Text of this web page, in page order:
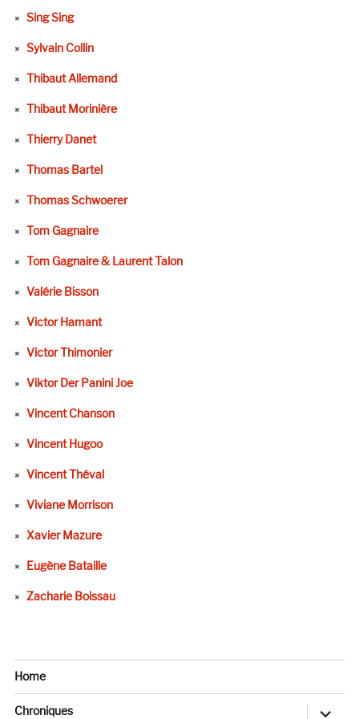
Sing Sing
Sylvain Collin
Thibaut Allemand
Thibaut Morinière
Thierry Danet
Thomas Bartel
Thomas Schwoerer
Tom Gagnaire
Tom Gagnaire & Laurent Talon
Valérie Bisson
Victor Hamant
Victor Thimonier
Viktor Der Panini Joe
Vincent Chanson
Vincent Hugoo
Vincent Théval
Viviane Morrison
Xavier Mazure
Eugène Bataille
Zacharie Boissau
Home
Chroniques
ouvrir